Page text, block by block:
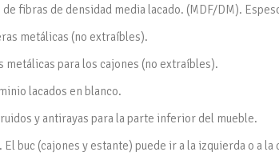
de fibras de densidad media lacado. (MDF/DM).
metálicas (no extraíbles).
metálicas para los cajones (no extraíbles).
lacados en blanco.
y antirayas para la parte inferior del mueble.
buc (cajones y estante) puede ir a la izquierda o a la